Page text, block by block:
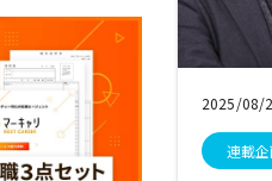
2025/08/
連載